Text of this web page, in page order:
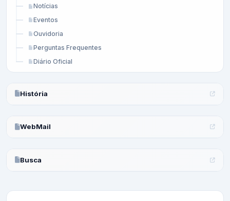
Notícias
Eventos
Ouvidoria
Perguntas Frequentes
Diário Oficial
História
WebMail
Busca